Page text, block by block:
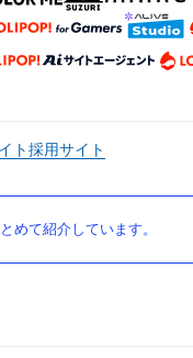
ト採用サイト
めて紹介しています。